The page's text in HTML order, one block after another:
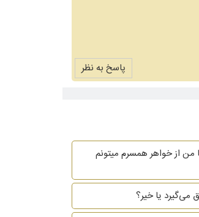
پاسخ به نظر
من از خواهر همسرم میتونم
می‌گیرد یا خیر؟